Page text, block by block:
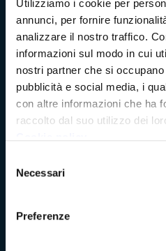
Utilizziamo i cookie per
annunci, per fornire
analizzare il nostro traffico.
informazioni sul modo in cui
nostri partner che si
pubblicità e social media, i
con altre informazioni che ha
raccolto dal suo utilizzo dei
delNecessari
Preferenze
Trasparenza e
Amministrazione Trasparente
Albo pretorio
Problemi di accessibilità